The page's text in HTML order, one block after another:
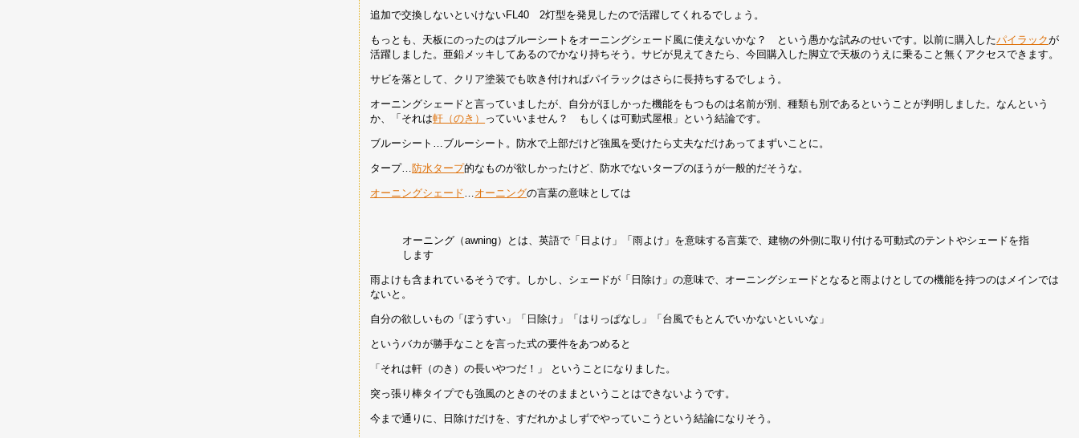
追加で交換しないといけないFL40 2灯型を発見したので活躍してくれるでしょう。
もっとも、天板にのったのはブルーシートをオーニングシェード風に使えないかな？ という愚かな試みのせいです。以前に購入したパイラックが
活躍しました。亜鉛メッキしてあるのでかなり持ちそう。サビが見えてきたら、今回購入した脚立で天板のうえに乗ること無くアクセスできます。
サビを落として、クリア塗装でも吹き付ければパイラックはさらに長持ちするでしょう。
オーニングシェードと言っていましたが、自分がほしかった機能をもつものは名前が別、種類も別であるということが判明しました。なんという
か、「それは軒（のき） っていいません？ もしくは可動式屋根」という結論です。
ブルーシート…ブルーシート。防水で上部だけど強風を受けたら丈夫なだけあってまずいことに。
タープ…防水タープ的なものが欲しかったけど、防水でないタープのほうが一般的だそうな。
オーニングシェード…オーニングの言葉の意味としては
オーニング（awning）とは、英語で「日よけ」「雨よけ」を意味する言葉で、建物の外側に取り付ける可動式のテントやシェードを指
します
雨よけも含まれているそうです。しかし、シェードが「日除け」の意味で、オーニングシェードとなると雨よけとしての機能を持つのはメインでは
ないと。
自分の欲しいもの「ぼうすい」「日除け」「はりっぱなし」「台風でもとんでいかないといいな」
というバカが勝手なことを言った式の要件をあつめると
「それは軒（のき）の長いやつだ！」 ということになりました。
突っ張り棒タイプでも強風のときのそのままということはできないようです。
今まで通りに、日除けだけを、すだれかよしずでやっていこうという結論になりそう。